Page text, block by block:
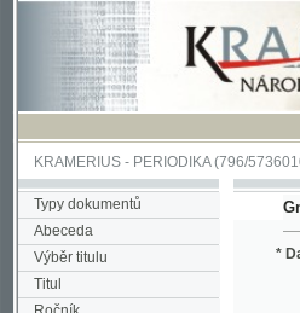
KRAMERIUS-PERIODIKA(796/5736010) -
Typy dokumentů
Abeceda
Výběr titulu
Titul
Ročník
Výtisk
*